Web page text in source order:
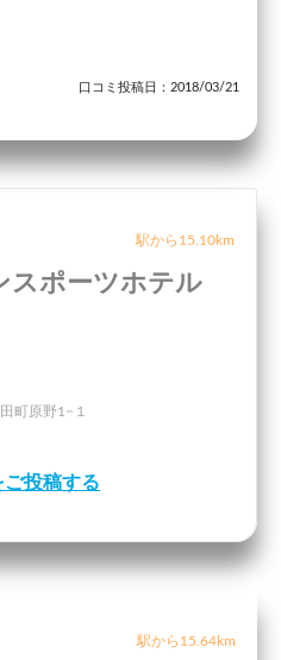
口コミ投稿日：2018/03/21
駅から15.10km
スポーツホテル
町原野1−１
ご投稿する
駅から15.64km